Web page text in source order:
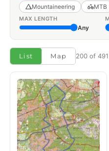
Mountaineering
MTB
MAX LENGTH
Any
List Map 200 of